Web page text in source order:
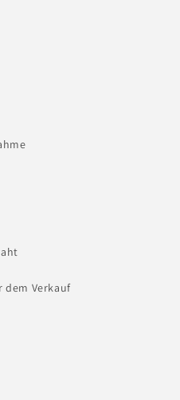
dem Verkauf